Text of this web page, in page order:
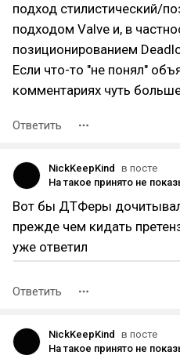
подход стилистический/
подходом Valve и, в
позиционированием
Если что-то "не понял"
комментариях чуть
Ответить
NickKeepKind
в посте
Вот бы ДТФеры
прежде чем кидать
уже ответил
Ответить
NickKeepKind
в посте